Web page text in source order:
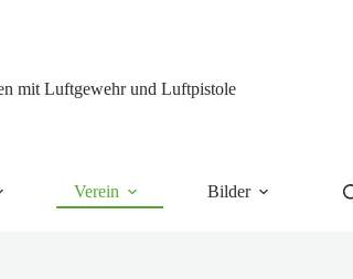
mit Luftgewehr und Luftpistole
Verein Bilder